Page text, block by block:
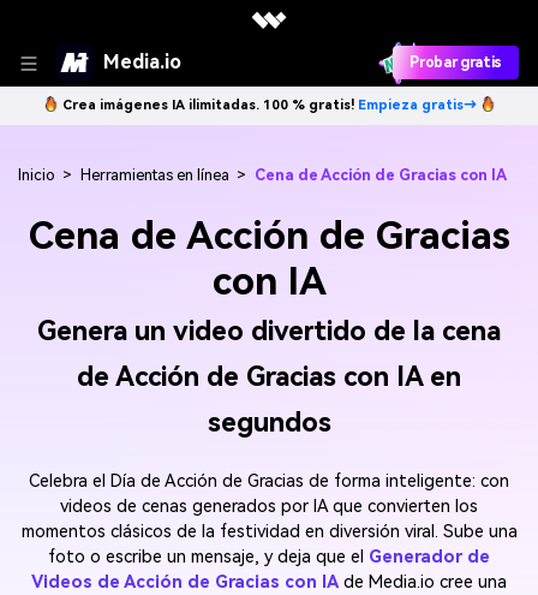
Media.io Probar gratis
Crea imágenes IA ilimitadas. 100 % gratis! Empieza gratis→
Inicio > Herramientas en línea > Cena de Acción de Gracias con IA
Cena de Acción de Gracias
con IA
Genera un video divertido de la cena
de Acción de Gracias con IA en
segundos
Celebra el Día de Acción de Gracias de forma inteligente: con
videos de cenas generados por IA que convierten los
momentos clásicos de la festividad en diversión viral. Sube una
foto o escribe un mensaje, y deja que el Generador de
Videos de Acción de Gracias con IA de Media.io cree una